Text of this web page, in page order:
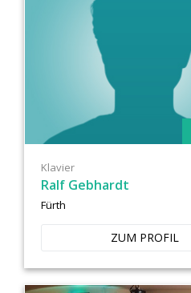
Klavier
Ralf Gebhardt
Fürth
ZUM PROFIL